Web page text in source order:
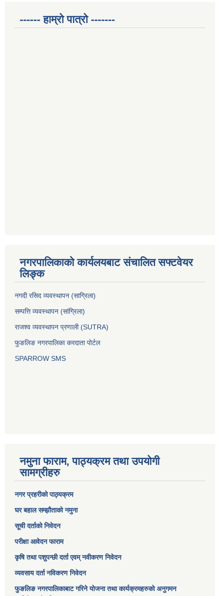
------ हाम्रो पात्रो -------
नगरपालिकाको कार्यलयबाट संचालित सफ्टवेयर
लिङ्क
नगदी रसिद व्यवस्थापन (साग्रिला)
सम्पत्ति व्यवस्थापन (सांग्रिला)
राजश्व व्यवस्थापन प्रणाली (SUTRA)
फुङलिङ नगरपालिका करदाता पोर्टल
SPARROW SMS
नमुना फाराम, पाठ्यक्रम तथा उपयोगी
सामग्रीहरु
नगर प्रहरीको पाठ्यक्रम
घर बहाल सम्झौताको नमुना
सूची दर्ताको निवेदन
परीक्षा आवेदन फाराम
कृषि तथा पशुपन्छी दर्ता एवम् नवीकरण निवेदन
व्यवसाय दर्ता नविकरण निवेदन
फुङलिङ नगरपालिकाबाट गरिने योजना तथा कार्यक्रमहरुको अनुगमन